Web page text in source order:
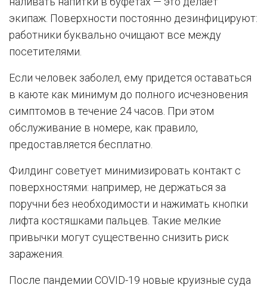
экипаж. Поверхности постоянно дезинфицируют:
работники буквально очищают все между
посетителями.
Если человек заболел, ему придется оставаться
в каюте как минимум до полного исчезновения
симптомов в течение 24 часов. При этом
обслуживание в номере, как правило,
предоставляется бесплатно.
Филдинг советует минимизировать контакт с
поверхностями: например, не держаться за
поручни без необходимости и нажимать кнопки
лифта костяшками пальцев. Такие мелкие
привычки могут существенно снизить риск
заражения.
После пандемии COVID-19 новые круизные суда